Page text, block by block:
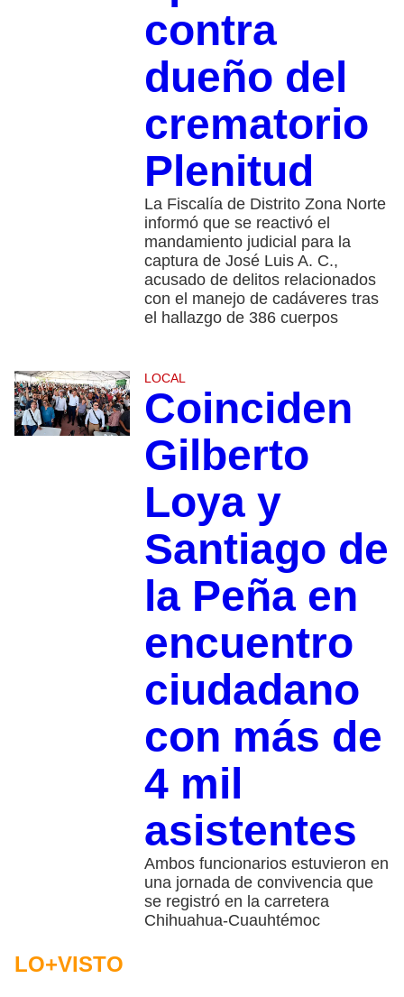
contra
dueño del
crematorio
Plenitud
La Fiscalía de Distrito Zona Norte
informó que se reactivó el
mandamiento judicial para la
captura de José Luis A. C.,
acusado de delitos relacionados
con el manejo de cadáveres tras
el hallazgo de 386 cuerpos
LOCAL
Coinciden
Gilberto
Loya y
Santiago de
la Peña en
encuentro
ciudadano
con más de
4 mil
asistentes
Ambos funcionarios estuvieron en
una jornada de convivencia que
se registró en la carretera
Chihuahua-Cuauhtémoc
LO+VISTO